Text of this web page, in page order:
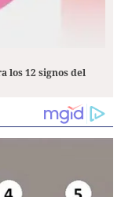
los 12 signos del